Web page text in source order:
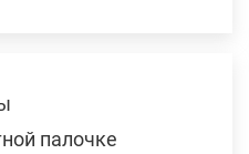
палочке